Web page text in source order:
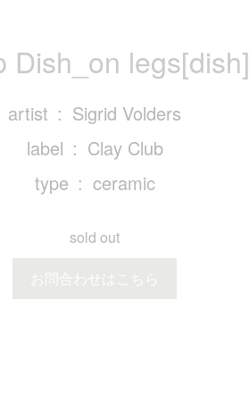
Dish_on legs[dish]
artist
Sigrid Volders
label
Clay Club
type
ceramic
sold out
お問合わせはこちら